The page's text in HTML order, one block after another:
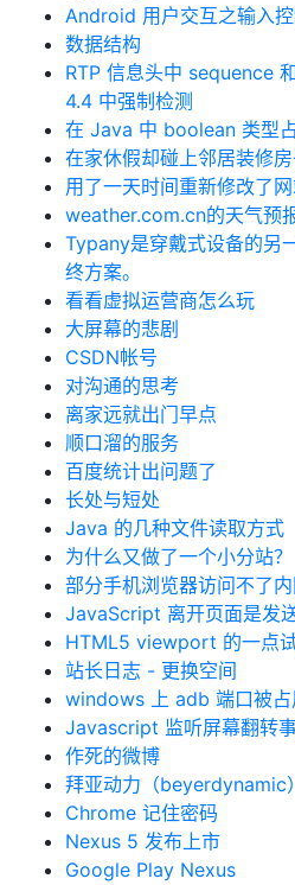
Android 用户交互之输入控
数据结构
RTP 信息头中 sequence
4.4 中强制检测
在 Java 中 boolean 类型
在家休假却碰上邻居装修
用了一天时间重新修改了
weather.com.cn的天气预
Typany是穿戴式设备的另
终方案。
看看虚拟运营商怎么玩
大屏幕的悲剧
CSDN帐号
对沟通的思考
离家远就出门早点
顺口溜的服务
百度统计出问题了
长处与短处
Java 的几种文件读取方式
为什么又做了一个小分站？
部分手机浏览器访问不了
JavaScript 离开页面是发
HTML5 viewport 的一点
站长日志 - 更换空间
windows 上 adb 端口被占
Javascript 监听屏幕翻转
作死的微博
拜亚动力（beyerdynamic
Chrome 记住密码
Nexus 5 发布上市
Google Play Nexus